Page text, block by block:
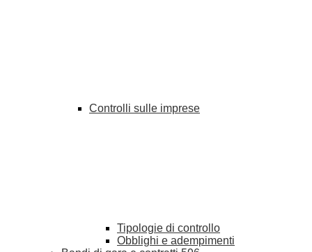
Controlli sulle imprese
Tipologie di controllo
Obblighi e adempimenti